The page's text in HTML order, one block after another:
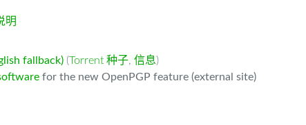
明
fallback) (Torrent 种子, 信息)
for the new OpenPGP feature (external site)